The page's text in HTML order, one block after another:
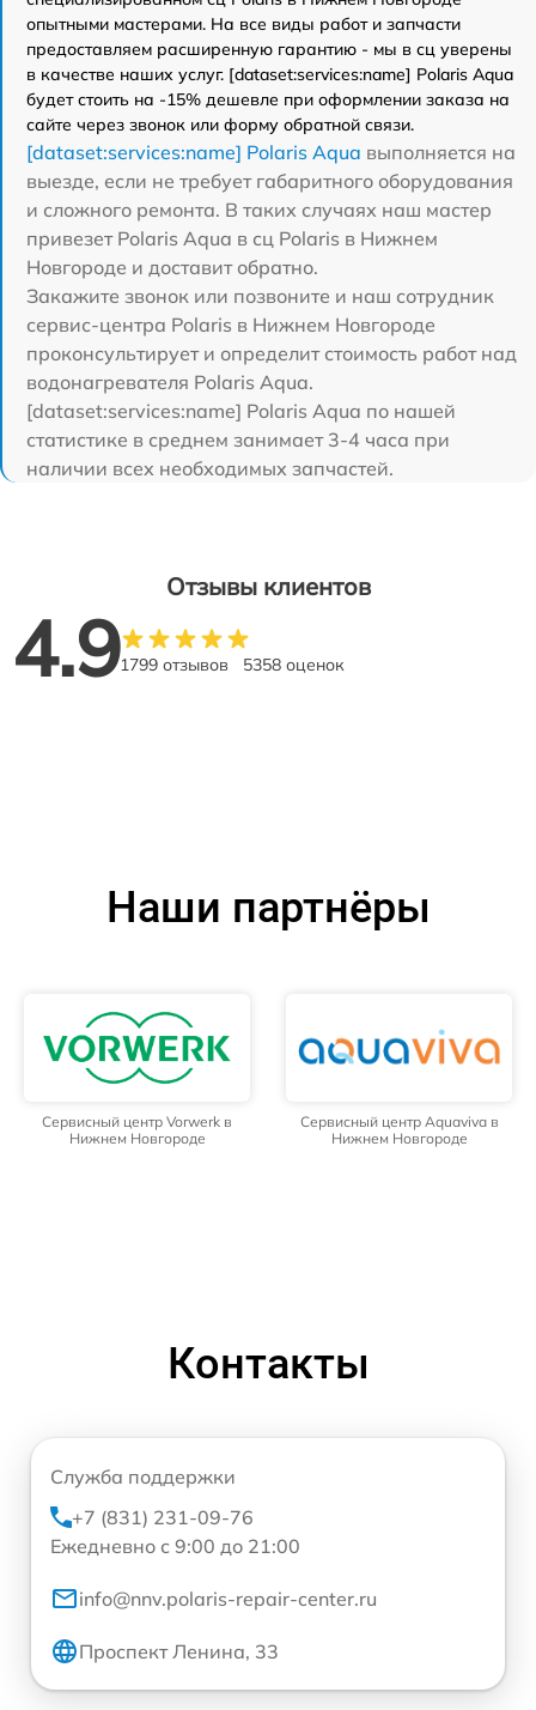
опытными мастерами. На все виды работ и запчасти
предоставляем расширенную гарантию - мы в сц уверены
в качестве наших услуг. [dataset:services:name] Polaris Aqua
будет стоить на -15% дешевле при оформлении заказа на
сайте через звонок или форму обратной связи.
[dataset:services:name] Polaris Aqua выполняется на
выезде, если не требует габаритного оборудования
и сложного ремонта. В таких случаях наш мастер
привезет Polaris Aqua в сц Polaris в Нижнем
Новгороде и доставит обратно.
Закажите звонок или позвоните и наш сотрудник
сервис-центра Polaris в Нижнем Новгороде
проконсультирует и определит стоимость работ над
водонагревателя Polaris Aqua.
[dataset:services:name] Polaris Aqua по нашей
статистике в среднем занимает 3-4 часа при
наличии всех необходимых запчастей.
Отзывы клиентов
4.91799 отзывов 5358 оценок
Наши партнёры
Сервисный центр Vorwerk в
Нижнем Новгороде
Сервисный центр Aquaviva в
Нижнем Новгороде
Контакты
Служба поддержки
+7 (831) 231-09-76
Ежедневно с 9:00 до 21:00
info@nnv.polaris-repair-center.ru
Проспект Ленина, 33